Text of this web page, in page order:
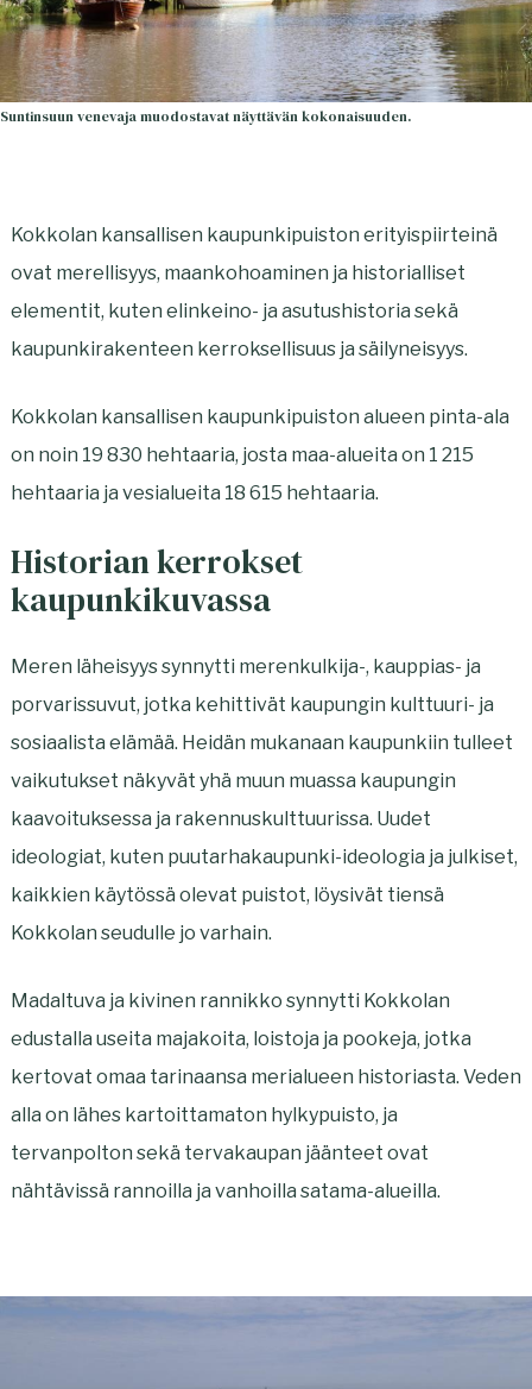
t
,
a
u
t
u
u
u
t
e
ä
l
i
l
e
h
t
e
n
u
s
t
o
v
a
u
t
u
u
u
v
ä
l
i
l
e
e
e
n
Suntinsuun venevaja muodostavat näyttävän kokonaisuuden.
Kokkolan kansallisen kaupunkipuiston erityispiirteinä
ovat merellisyys, maankohoaminen ja historialliset
elementit, kuten elinkeino- ja asutushistoria sekä
kaupunkirakenteen kerroksellisuus ja säilyneisyys.
Kokkolan kansallisen kaupunkipuiston alueen pinta-ala
on noin 19 830 hehtaaria, josta maa-alueita on 1 215
hehtaaria ja vesialueita 18 615 hehtaaria.
Historian kerrokset
kaupunkikuvassa
Meren läheisyys synnytti merenkulkija-, kauppias- ja
porvarissuvut, jotka kehittivät kaupungin kulttuuri- ja
sosiaalista elämää. Heidän mukanaan kaupunkiin tulleet
vaikutukset näkyvät yhä muun muassa kaupungin
kaavoituksessa ja rakennuskulttuurissa. Uudet
ideologiat, kuten puutarhakaupunki-ideologia ja julkiset,
kaikkien käytössä olevat puistot, löysivät tiensä
Kokkolan seudulle jo varhain.
Madaltuva ja kivinen rannikko synnytti Kokkolan
edustalla useita majakoita, loistoja ja pookeja, jotka
kertovat omaa tarinaansa merialueen historiasta. Veden
alla on lähes kartoittamaton hylkypuisto, ja
tervanpolton sekä tervakaupan jäänteet ovat
nähtävissä rannoilla ja vanhoilla satama-alueilla.